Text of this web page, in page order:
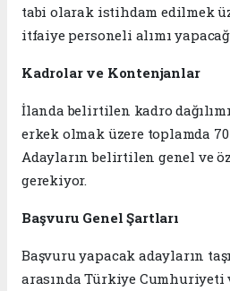
tabi olarak istihdam edilmek
itfaiye personeli alımı
Kadrolar ve Kontenjanlar
İlanda belirtilen kadro
erkek olmak üzere toplamda
Adayların belirtilen genel ve
gerekiyor.
Başvuru Genel Şartları
Başvuru yapacak adayların
arasında Türkiye Cumhuriyeti